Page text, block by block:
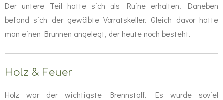
Der untere Teil hatte sich als Ruine erhalten. Daneben
befand sich der gewölbte Vorratskeller. Gleich davor hatte
man einen Brunnen angelegt, der heute noch besteht.
Holz & Feuer
Holz war der wichtigste Brennstoff. Es wurde soviel